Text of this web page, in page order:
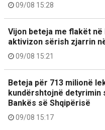
09/08 15:28
Vijon beteja me flakët
aktivizon sërish zjarrin
09/08 15:21
Beteja për 713 milionë
kundërshtojnë detyrimin
Bankës së Shqipërisë
09/08 15:17